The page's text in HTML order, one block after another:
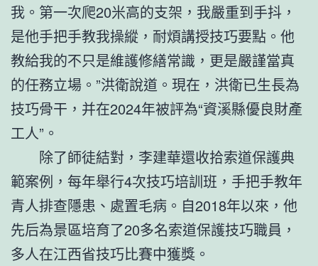
我。第一次爬20米高的支架，我嚴重到手抖，
是他手把手教我操縱，耐煩講授技巧要點。他
教給我的不只是維護修繕常識，更是嚴謹當真
的任務立場。”洪衛說道。現在，洪衛已生長為
技巧骨干，并在2024年被評為“資溪縣優良財產
工人”。
除了師徒結對，李建華還收拾索道保護典
範案例，每年舉行4次技巧培訓班，手把手教年
青人排查隱患、處置毛病。自2018年以來，他
先后為景區培育了20多名索道保護技巧職員，
多人在江西省技巧比賽中獲獎。